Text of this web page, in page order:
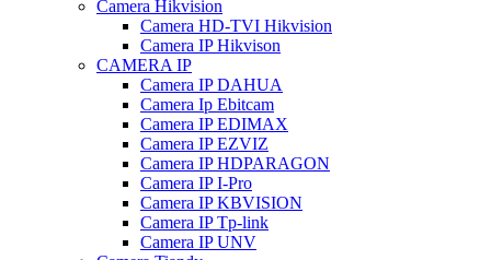
Camera Hikvision
Camera HD-TVI Hikvision
Camera IP Hikvison
CAMERA IP
Camera IP DAHUA
Camera Ip Ebitcam
Camera IP EDIMAX
Camera IP EZVIZ
Camera IP HDPARAGON
Camera IP I-Pro
Camera IP KBVISION
Camera IP Tp-link
Camera IP UNV